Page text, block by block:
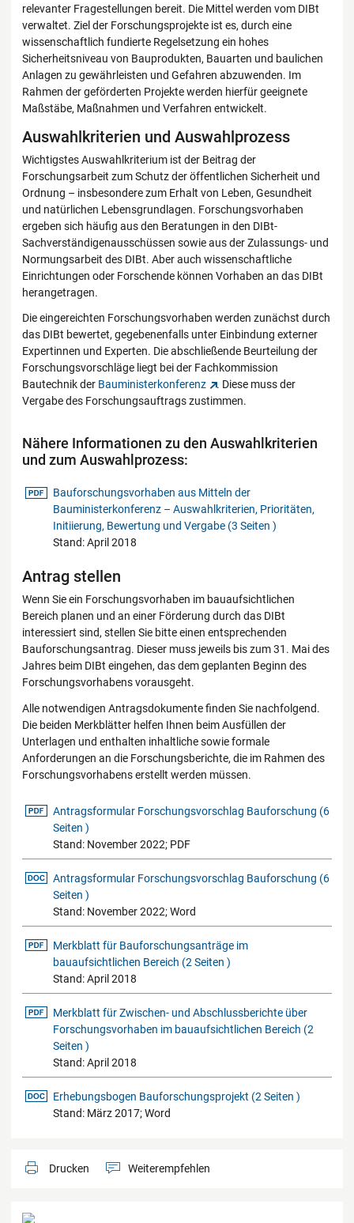
relevanter Fragestellungen bereit. Die Mittel werden vom DIBt
verwaltet. Ziel der Forschungsprojekte ist es, durch eine
wissenschaftlich fundierte Regelsetzung ein hohes
Sicherheitsniveau von Bauprodukten, Bauarten und baulichen
Anlagen zu gewährleisten und Gefahren abzuwenden. Im
Rahmen der geförderten Projekte werden hierfür geeignete
Maßstäbe, Maßnahmen und Verfahren entwickelt.
Auswahlkriterien und Auswahlprozess
Wichtigstes Auswahlkriterium ist der Beitrag der
Forschungsarbeit zum Schutz der öffentlichen Sicherheit und
Ordnung – insbesondere zum Erhalt von Leben, Gesundheit
und natürlichen Lebensgrundlagen. Forschungsvorhaben
ergeben sich häufig aus den Beratungen in den DIBt-
Sachverständigenausschüssen sowie aus der Zulassungs- und
Normungsarbeit des DIBt. Aber auch wissenschaftliche
Einrichtungen oder Forschende können Vorhaben an das DIBt
herangetragen.
Die eingereichten Forschungsvorhaben werden zunächst durch
das DIBt bewertet, gegebenenfalls unter Einbindung externer
Expertinnen und Experten. Die abschließende Beurteilung der
Forschungsvorschläge liegt bei der Fachkommission
Bautechnik der Bauministerkonferenz
. Diese muss der
Vergabe des Forschungsauftrags zustimmen.
Nähere Informationen zu den Auswahlkriterien
und zum Auswahlprozess:
pdf-Datei
Bauforschungsvorhaben aus Mitteln der
Bauministerkonferenz – Auswahlkriterien, Prioritäten,
Initiierung, Bewertung und Vergabe (3 Seiten )
Stand: April 2018
Antrag stellen
Wenn Sie ein Forschungsvorhaben im bauaufsichtlichen
Bereich planen und an einer Förderung durch das DIBt
interessiert sind, stellen Sie bitte einen entsprechenden
Bauforschungsantrag. Dieser muss jeweils bis zum 31. Mai des
Jahres beim DIBt eingehen, das dem geplanten Beginn des
Forschungsvorhabens vorausgeht.
Alle notwendigen Antragsdokumente finden Sie nachfolgend.
Die beiden Merkblätter helfen Ihnen beim Ausfüllen der
Unterlagen und enthalten inhaltliche sowie formale
Anforderungen an die Forschungsberichte, die im Rahmen des
Forschungsvorhabens erstellt werden müssen.
pdf-Datei
Antragsformular Forschungsvorschlag Bauforschung (6
Seiten )
Stand: November 2022; PDF
docx-Datei
Antragsformular Forschungsvorschlag Bauforschung (6
Seiten )
Stand: November 2022; Word
pdf-Datei
Merkblatt für Bauforschungsanträge im
bauaufsichtlichen Bereich (2 Seiten )
Stand: April 2018
pdf-Datei
Merkblatt für Zwischen- und Abschlussberichte über
Forschungsvorhaben im bauaufsichtlichen Bereich (2
Seiten )
Stand: April 2018
docx-Datei
Erhebungsbogen Bauforschungsprojekt (2 Seiten )
Stand: März 2017; Word
Drucken Weiterempfehlen